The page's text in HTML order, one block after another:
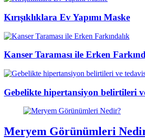
Kırışıklıklara Ev Yapımı Maske
Kanser Taraması ile Erken
Gebelikte hipertansiyon belirtileri
Meryem Görünümleri